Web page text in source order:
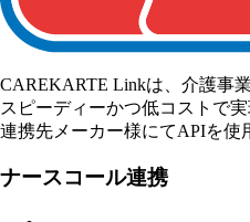
CAREKARTE Linkは、介護事
スピーディーかつ低コストで
連携先メーカー様にてAPIを使
ナースコール連携